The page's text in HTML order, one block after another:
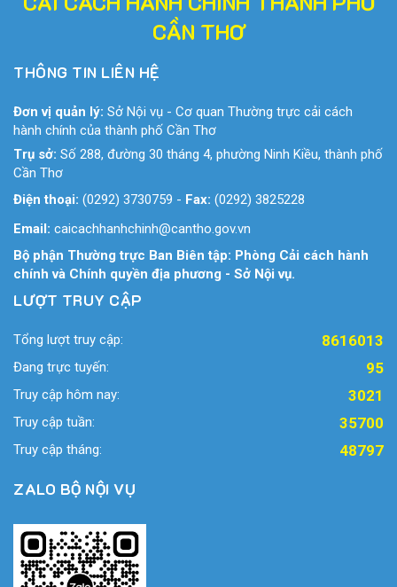
CẦN THƠ
THÔNG TIN LIÊN HỆ
Đơn vị quản lý: Sở Nội vụ - Cơ quan Thường trực cải cách
hành chính của thành phố Cần Thơ
Trụ sở: Số 288, đường 30 tháng 4, phường Ninh Kiều, thành phố
Cần Thơ
Điện thoại: (0292) 3730759 - Fax: (0292) 3825228
Email: caicachhanhchinh@cantho.gov.vn
Bộ phận Thường trực Ban Biên tập: Phòng Cải cách hành
chính và Chính quyền địa phương - Sở Nội vụ.
LƯỢT TRUY CẬP
Tổng lượt truy cập: 8616013
Đang trực tuyến: 95
Truy cập hôm nay: 3021
Truy cập tuần: 35700
Truy cập tháng: 48797
ZALO BỘ NỘI VỤ